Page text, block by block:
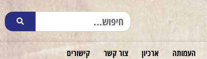
העמותה ארכיון צור קשר
קישורים